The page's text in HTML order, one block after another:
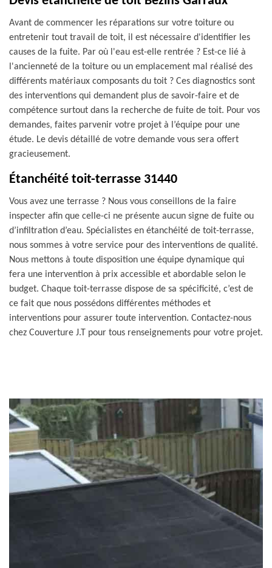
Avant de commencer les réparations sur votre toiture ou
entretenir tout travail de toit, il est nécessaire d'identifier les
causes de la fuite. Par où l'eau est-elle rentrée ? Est-ce lié à
l'ancienneté de la toiture ou un emplacement mal réalisé des
différents matériaux composants du toit ? Ces diagnostics sont
des interventions qui demandent plus de savoir-faire et de
compétence surtout dans la recherche de fuite de toit. Pour vos
demandes, faites parvenir votre projet à l’équipe pour une
étude. Le devis détaillé de votre demande vous sera offert
gracieusement.
Étanchéité toit-terrasse 31440
Vous avez une terrasse ? Nous vous conseillons de la faire
inspecter afin que celle-ci ne présente aucun signe de fuite ou
d’infiltration d’eau. Spécialistes en étanchéité de toit-terrasse,
nous sommes à votre service pour des interventions de qualité.
Nous mettons à toute disposition une équipe dynamique qui
fera une intervention à prix accessible et abordable selon le
budget. Chaque toit-terrasse dispose de sa spécificité, c’est de
ce fait que nous possédons différentes méthodes et
interventions pour assurer toute intervention. Contactez-nous
chez Couverture J.T pour tous renseignements pour votre projet.